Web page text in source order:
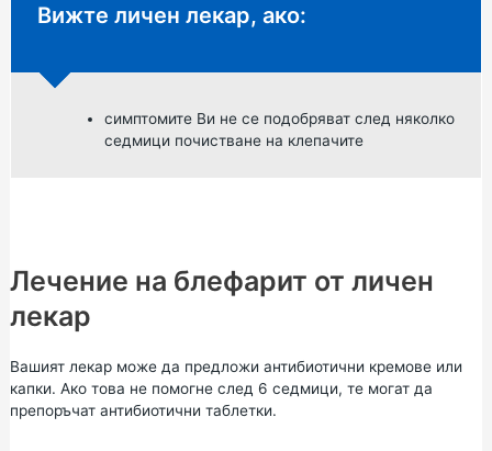
Неспешен съвет:
Вижте личен лекар, ако:
симптомите Ви не се подобряват след няколко
седмици почистване на клепачите
Лечение на блефарит от личен
лекар
Вашият лекар може да предложи антибиотични кремове или
капки. Ако това не помогне след 6 седмици, те могат да
препоръчат антибиотични таблетки.